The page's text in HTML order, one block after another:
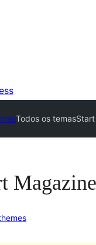
Todos os temas
Magazine